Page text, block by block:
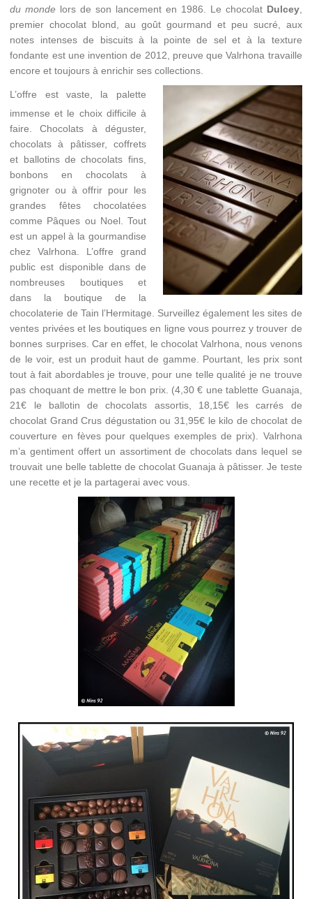
du monde lors de son lancement en 1986. Le chocolat Dulcey,
premier chocolat blond, au goût gourmand et peu sucré, aux
notes intenses de biscuits à la pointe de sel et à la texture
fondante est une invention de 2012, preuve que Valrhona travaille
encore et toujours à enrichir ses collections.
L’offre est vaste, la palette
immense et le choix difficile à
faire. Chocolats à déguster,
chocolats à pâtisser, coffrets
et ballotins de chocolats fins,
bonbons en chocolats à
grignoter ou à offrir pour les
grandes fêtes chocolatées
comme Pâques ou Noel. Tout
est un appel à la gourmandise
chez Valrhona. L’offre grand
public est disponible dans de
nombreuses boutiques et
dans la boutique de la
chocolaterie de Tain l’Hermitage. Surveillez également les sites de
ventes privées et les boutiques en ligne vous pourrez y trouver de
bonnes surprises. Car en effet, le chocolat Valrhona, nous venons
de le voir, est un produit haut de gamme. Pourtant, les prix sont
tout à fait abordables je trouve, pour une telle qualité je ne trouve
pas choquant de mettre le bon prix. (4,30 € une tablette Guanaja,
21€ le ballotin de chocolats assortis, 18,15€ les carrés de
chocolat Grand Crus dégustation ou 31,95€ le kilo de chocolat de
couverture en fèves pour quelques exemples de prix). Valrhona
m’a gentiment offert un assortiment de chocolats dans lequel se
trouvait une belle tablette de chocolat Guanaja à pâtisser. Je teste
une recette et je la partagerai avec vous.